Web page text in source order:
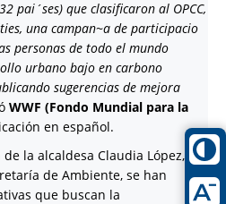
pai´ses) que clasificaron al OPCC,
una campan~a de participacio
personas de todo el mundo
urbano bajo en carbono
sugerencias de mejora
WWF (Fondo Mundial para la
en español.
la alcaldesa Claudia López, y
de Ambiente, se han
que buscan la